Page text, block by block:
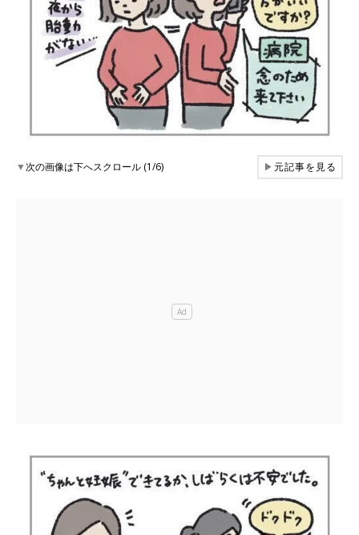
▼次の画像は下へスクロール (1/6) ▶元記事を見る